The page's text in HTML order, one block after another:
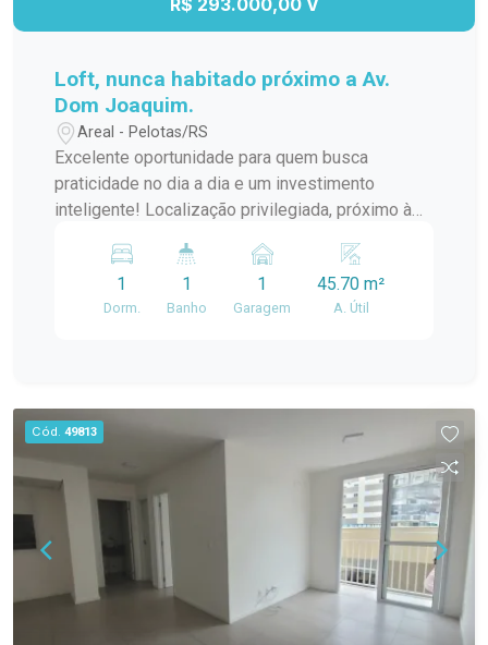
R$ 293.000,00 V
Loft, nunca habitado próximo a Av.
Dom Joaquim.
Areal - Pelotas/RS
Excelente oportunidade para quem busca
praticidade no dia a dia e um investimento
inteligente! Localização privilegiada, próximo à
serviços e tudo o que você precisa. Diferenciais
do imóvel: Loft nunca habitado Planta compacta e
funcional Garagem privativa Ideal para quem
1
Dorm.
1
Banho
1
Garagem
45.70 m²
A. Útil
Cód. 49813